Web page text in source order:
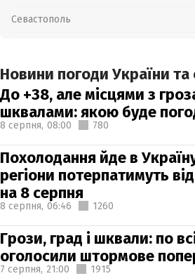
Севастополь
Новини погоди України та
До +38, але місцями з
шквалами: якою буде
8 серпня, 08:00 780
Похолодання йде в
регіони потерпатимуть
на 8 серпня
8 серпня, 06:46 1260
Грози, град і шквали: по
оголосили штормове
7 серпня, 21:00 1915